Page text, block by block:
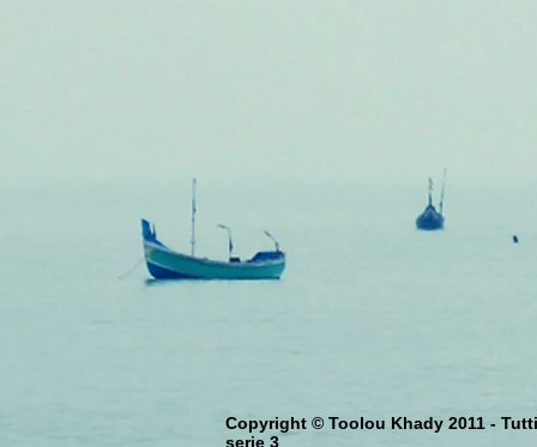
Copyright © Toolou Khady 2011 -
serie 3